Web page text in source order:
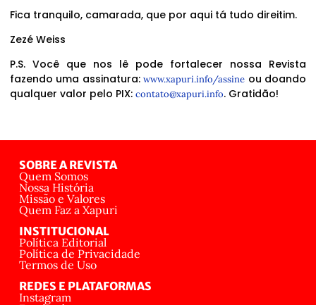
Fica tranquilo, camarada, que por aqui tá tudo direitim.
Zezé Weiss
P.S. Você que nos lê pode fortalecer nossa Revista
fazendo uma assinatura:www.xapuri.info/assine ou doando
qualquer valor pelo PIX: contato@xapuri.info. Gratidão!
SOBRE A REVISTA
Quem Somos
Nossa História
Missão e Valores
Quem Faz a Xapuri
INSTITUCIONAL
Política Editorial
Política de Privacidade
Termos de Uso
REDES E PLATAFORMAS
Instagram